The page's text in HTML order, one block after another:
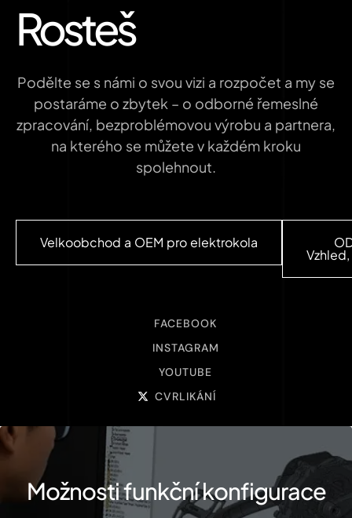
Rosteš
Podělte se s námi o svou vizi a rozpočet a my se
postaráme o zbytek – o odborné řemeslné
zpracování, bezproblémovou výrobu a partnera,
na kterého se můžete v každém kroku
spolehnout.
Velkoobchod a OEM pro elektrokola
FACEBOOK
INSTAGRAM
YOUTUBE
CVRLIKÁNÍ
Možnosti funkční konfigurace